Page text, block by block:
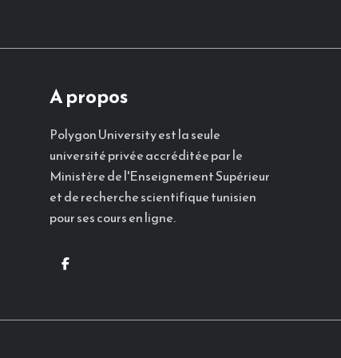
A propos
Polygon University est la seule
université privée accréditée par le
Ministère de l'Enseignement Supérieur
et de recherche scientifique tunisien
pour ses cours en ligne.